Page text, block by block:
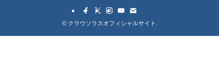
©クラウソラスオフィシャルサイト.